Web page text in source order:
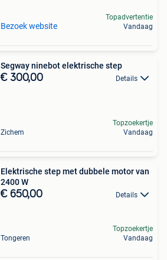
Bezoek website
Topadvertentie
Vandaag
Segway ninebot elektrische step
€ 300,00 Details
Zichem
Topzoekertje
Vandaag
Elektrische step met dubbele motor van
2400 W
€ 650,00 Details
Tongeren
Topzoekertje
Vandaag